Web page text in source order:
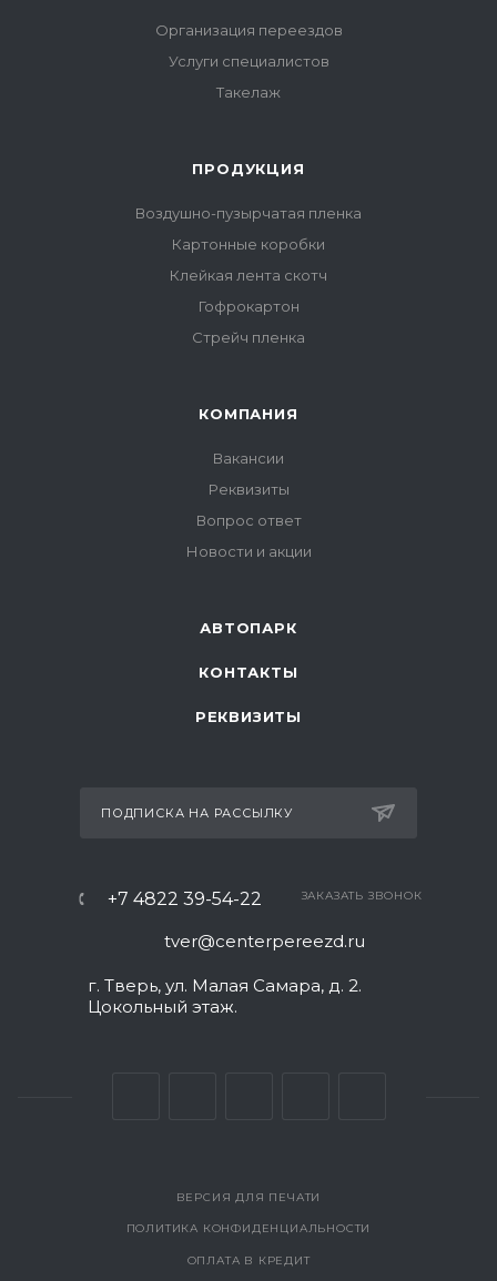
Организация переездов
Услуги специалистов
Такелаж
ПРОДУКЦИЯ
Воздушно-пузырчатая пленка
Картонные коробки
Клейкая лента скотч
Гофрокартон
Стрейч пленка
КОМПАНИЯ
Вакансии
Реквизиты
Вопрос ответ
Новости и акции
АВТОПАРК
КОНТАКТЫ
РЕКВИЗИТЫ
ПОДПИСКА НА РАССЫЛКУ
+7 4822 39-54-22 ЗАКАЗАТЬ ЗВОНОК
tver@centerpereezd.ru
г. Тверь, ул. Малая Самара, д. 2.
Цокольный этаж.
ВЕРСИЯ ДЛЯ ПЕЧАТИ
ПОЛИТИКА КОНФИДЕНЦИАЛЬНОСТИ
ОПЛАТА В КРЕДИТ